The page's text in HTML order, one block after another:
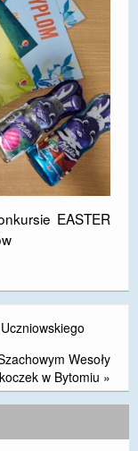
EASTER
Wesoły
w Bytomiu »